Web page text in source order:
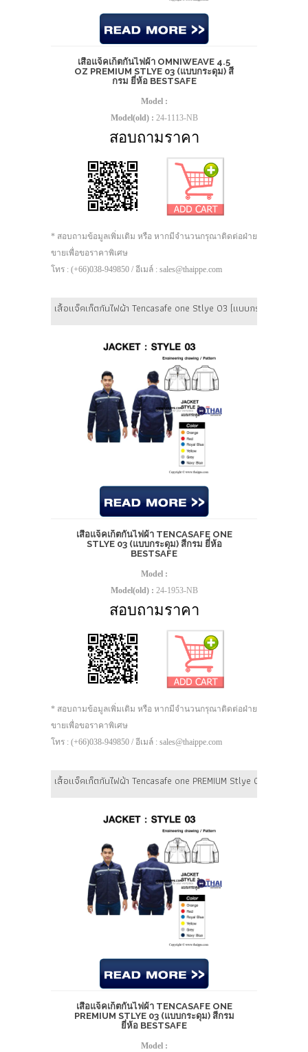
เสื้อแจ็คเก็ตกันไฟผ้า OMNIWEAVE 4.5
OZ PREMIUM STLYE 03 (แบบกระดุม) สี
กรม ยี่ห้อ BESTSAFE
Model :
Model(old) : 24-1113-NB
สอบถามราคา
* สอบถามข้อมูลเพิ่มเติม หรือ หากมีจำนวนกรุณาติดต่อฝ่าย
ขายเพื่อขอราคาพิเศษ
โทร : (+66)038-949850 / อีเมล์ : sales@thaippe.com
เสื้อแจ็คเก็ตกันไฟผ้า Tencasafe one Stlye 03 (แบบกระดุม) สีกรม
เสื้อแจ็คเก็ตกันไฟผ้า TENCASAFE ONE
STLYE 03 (แบบกระดุม) สีกรม ยี่ห้อ
BESTSAFE
Model :
Model(old) : 24-1953-NB
สอบถามราคา
* สอบถามข้อมูลเพิ่มเติม หรือ หากมีจำนวนกรุณาติดต่อฝ่าย
ขายเพื่อขอราคาพิเศษ
โทร : (+66)038-949850 / อีเมล์ : sales@thaippe.com
เสื้อแจ็คเก็ตกันไฟผ้า Tencasafe one PREMIUM Stlye 03 (แบบกร
เสื้อแจ็คเก็ตกันไฟผ้า TENCASAFE ONE
PREMIUM STLYE 03 (แบบกระดุม) สีกรม
ยี่ห้อ BESTSAFE
Model :